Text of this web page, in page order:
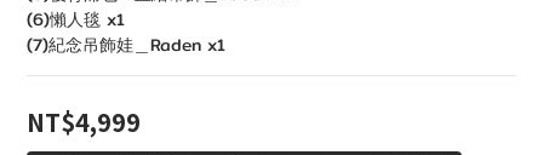
(6)懶人毯 x1
(7)紀念吊飾娃＿Raden x1
NT$4,999